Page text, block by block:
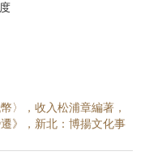
〉，收入松浦章編著，
》，新北：博揚文化事